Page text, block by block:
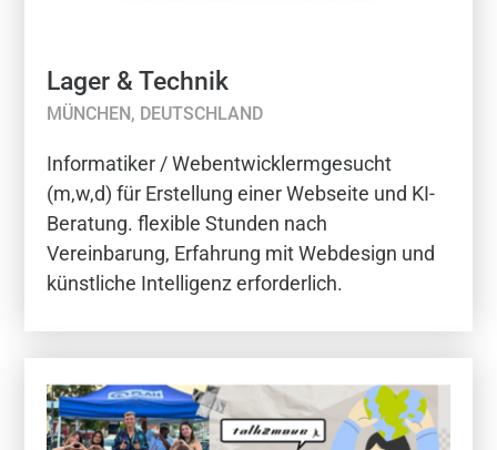
Lager & Technik
MÜNCHEN, DEUTSCHLAND
Informatiker / Webentwicklermgesucht
(m,w,d) für Erstellung einer Webseite und KI-
Beratung. flexible Stunden nach
Vereinbarung, Erfahrung mit Webdesign und
künstliche Intelligenz erforderlich.